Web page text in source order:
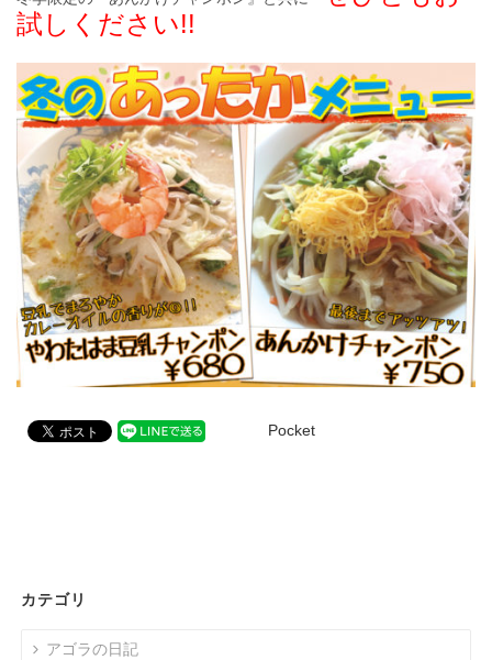
試しください!!
Pocket
カテゴリ
アゴラの日記